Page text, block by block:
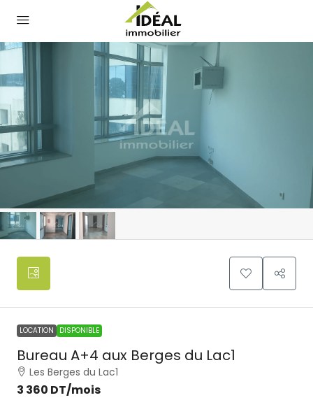
LOCATION DISPONIBLE
Bureau A+4 aux Berges du Lac1
Les Berges du Lac1
3 360 DT/mois